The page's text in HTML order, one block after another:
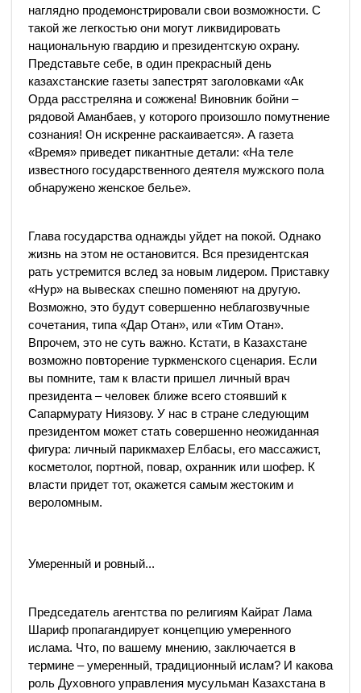
наглядно продемонстрировали свои возможности. С
такой же легкостью они могут ликвидировать
национальную гвардию и президентскую охрану.
Представьте себе, в один прекрасный день
казахстанские газеты запестрят заголовками «Ак
Орда расстреляна и сожжена! Виновник бойни –
рядовой Аманбаев, у которого произошло помутнение
сознания! Он искренне раскаивается». А газета
«Время» приведет пикантные детали: «На теле
известного государственного деятеля мужского пола
обнаружено женское белье».
Глава государства однажды уйдет на покой. Однако
жизнь на этом не остановится. Вся президентская
рать устремится вслед за новым лидером. Приставку
«Нур» на вывесках спешно поменяют на другую.
Возможно, это будут совершенно неблагозвучные
сочетания, типа «Дар Отан», или «Тим Отан».
Впрочем, это не суть важно. Кстати, в Казахстане
возможно повторение туркменского сценария. Если
вы помните, там к власти пришел личный врач
президента – человек ближе всего стоявший к
Сапармурату Ниязову. У нас в стране следующим
президентом может стать совершенно неожиданная
фигура: личный парикмахер Елбасы, его массажист,
косметолог, портной, повар, охранник или шофер. К
власти придет тот, окажется самым жестоким и
вероломным.
Умеренный и ровный...
Председатель агентства по религиям Кайрат Лама
Шариф пропагандирует концепцию умеренного
ислама. Что, по вашему мнению, заключается в
термине – умеренный, традиционный ислам? И какова
роль Духовного управления мусульман Казахстана в